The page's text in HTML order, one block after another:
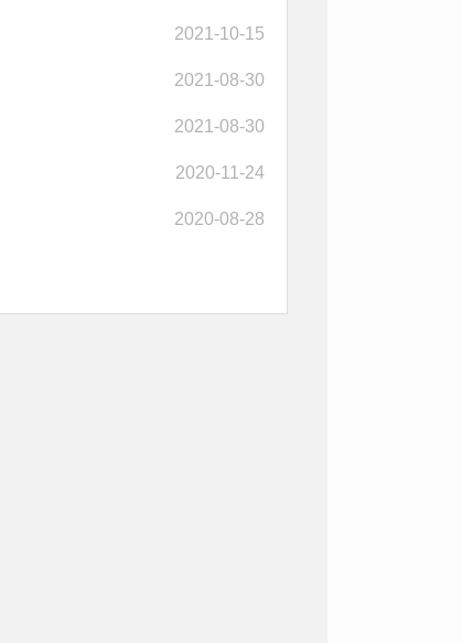
2021-10-15
2021-08-30
2021-08-30
2020-11-24
2020-08-28